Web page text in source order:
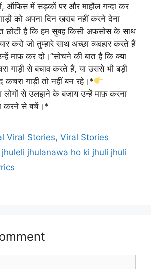
ऑफिस में सड़कों पर और माहौल गन्दा कर
को अपना दिन खराब नहीं करने देना
छोटी है कि हम सुबह किसी अफ़सोस के साथ
करो जो तुम्हारे साथ अच्छा व्यवहार करते हैं
माफ़ कर दो।”सोचने की बात है कि क्या
गाड़ी से बचाव करते हैं, या उससे भी बड़ी
कचरा गाड़ी तो नहीं बन रहे।*
लोगों से उलझने के बजाय उन्हें माफ़ करना
करने से बचें।*
Viral Stories,Viral Stories
jhulanawa ho ki jhuli jhuli